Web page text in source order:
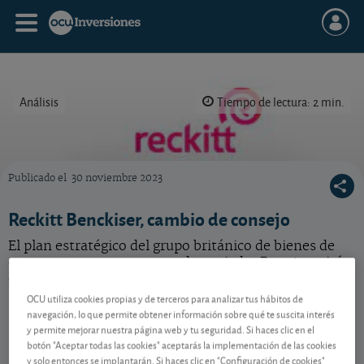
Análisis Tiempo de lectura: 2 min.
Vea nuestro consejo para esta acción de Reckitt Benckiser, que ha presentado su nuevo
Publicado el 30 noviembre 2023
Reckitt Benckiser, cambio de consejo
El plan estratégico del grupo británico de bienes de
consumo no nos convence demasiado. Pero ¿servirá
Contenido reservado a SOCIOS
OCU utiliza cookies propias y de terceros para analizar tus hábitos de
navegación, lo que permite obtener información sobre qué te suscita interés
y permite mejorar nuestra página web y tu seguridad. Si haces clic en el
botón "Aceptar todas las cookies" aceptarás la implementación de las cookies
y solo entonces se implantarán. Si haces clic en "Configuración de cookies"